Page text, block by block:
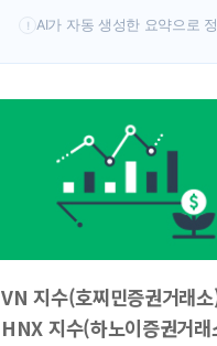
! AI가 자동 생성한 요약으로
VN 지수(호찌민증권거
HNX 지수(하노이증권거